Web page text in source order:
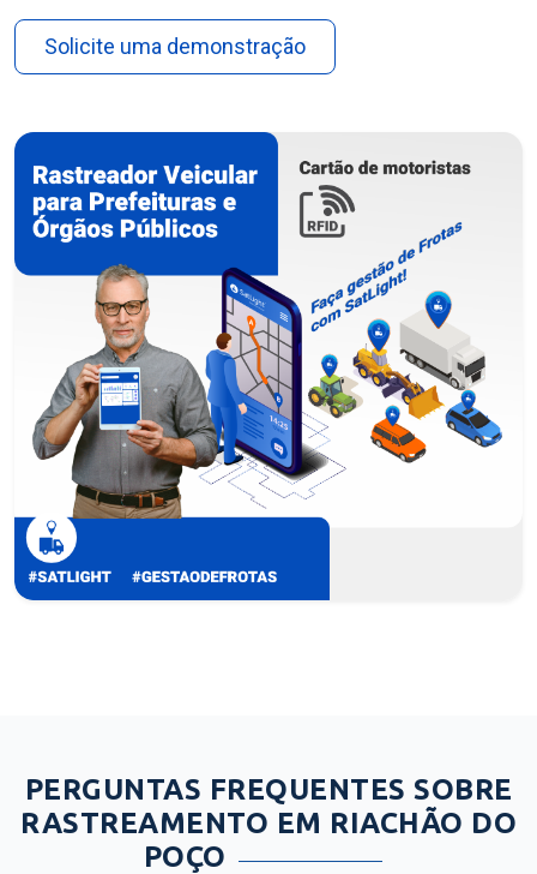
Solicite uma demonstração
PERGUNTAS FREQUENTES SOBRE
RASTREAMENTO EM RIACHÃO DO
POÇO